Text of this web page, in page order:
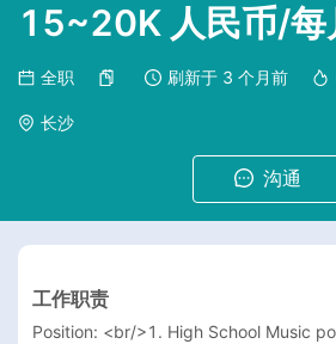
15~20K 人民币/每
全职 刷新于 3 个月前
长沙
沟通
工作职责
Position: <br/>1. High School Music